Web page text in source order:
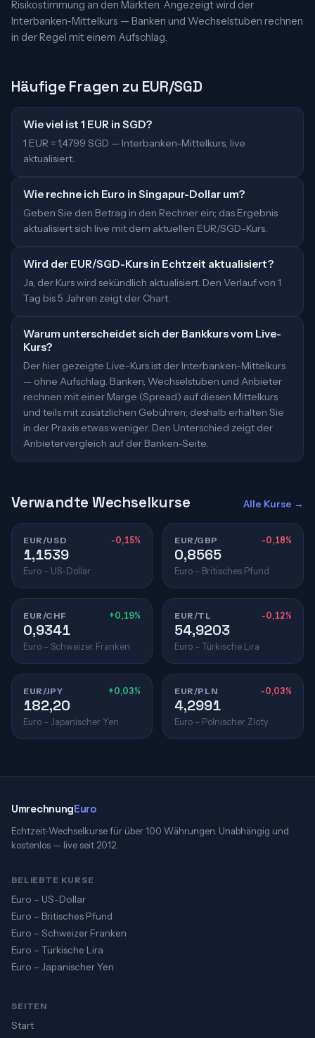
Risikostimmung an den Märkten. Angezeigt wird der
Interbanken-Mittelkurs — Banken und Wechselstuben rechnen
in der Regel mit einem Aufschlag.
Häufige Fragen zu EUR/SGD
Wie viel ist 1 EUR in SGD?
1 EUR = 1,4799 SGD — Interbanken-Mittelkurs, live
aktualisiert.
Wie rechne ich Euro in Singapur-Dollar um?
Geben Sie den Betrag in den Rechner ein; das Ergebnis
aktualisiert sich live mit dem aktuellen EUR/SGD-Kurs.
Wird der EUR/SGD-Kurs in Echtzeit aktualisiert?
Ja, der Kurs wird sekündlich aktualisiert. Den Verlauf von 1
Tag bis 5 Jahren zeigt der Chart.
Warum unterscheidet sich der Bankkurs vom Live-
Kurs?
Der hier gezeigte Live-Kurs ist der Interbanken-Mittelkurs
— ohne Aufschlag. Banken, Wechselstuben und Anbieter
rechnen mit einer Marge (Spread) auf diesen Mittelkurs
und teils mit zusätzlichen Gebühren; deshalb erhalten Sie
in der Praxis etwas weniger. Den Unterschied zeigt der
Anbietervergleich auf der Banken-Seite.
Verwandte Wechselkurse Alle Kurse →
EUR/USD -0,15%
1,1539
Euro – US-Dollar
EUR/GBP -0,18%
0,8565
Euro – Britisches Pfund
EUR/CHF +0,19%
0,9341
Euro – Schweizer Franken
EUR/TL -0,12%
54,9203
Euro – Türkische Lira
EUR/JPY +0,03%
182,20
Euro – Japanischer Yen
EUR/PLN -0,03%
4,2991
Euro – Polnischer Zloty
UmrechnungEuro
Echtzeit-Wechselkurse für über 100 Währungen. Unabhängig und
kostenlos — live seit 2012.
BELIEBTE KURSE
Euro – US-Dollar
Euro – Britisches Pfund
Euro – Schweizer Franken
Euro – Türkische Lira
Euro – Japanischer Yen
SEITEN
Start